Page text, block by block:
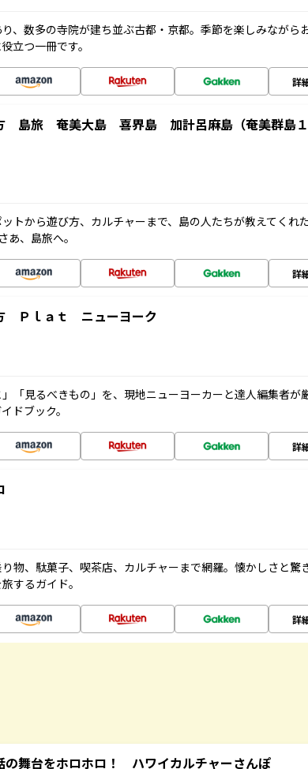
、数多の寺院が建ち並ぶ古都・京都。季節を楽しみながら
立つ一冊です。
詳
島旅 奄美大島 喜界島 加計呂麻島（奄美群島
トから遊び方、カルチャーまで、島の人たちが教えてくれ
あ、島旅へ。
詳
Ｐｌａｔ ニューヨーク
」「見るべきもの」を、現地ニューヨーカーと達人編集者が
ドブック。
詳
物、駄菓子、喫茶店、カルチャーまで網羅。懐かしさと驚
するガイド。
詳
舞台をホロホロ！ ハワイカルチャーさんぽ